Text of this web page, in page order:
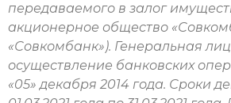
передаваемого в залог
акционерное общество
«Совкомбанк»). Генеральная
осуществление банковских
«05» декабря 2014 года. Сроки